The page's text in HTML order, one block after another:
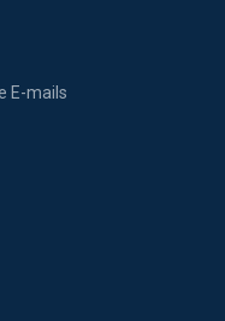
E-mails